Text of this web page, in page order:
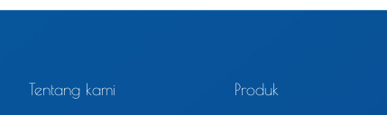
Tentang kami Produk